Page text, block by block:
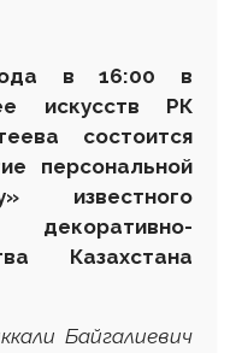
в 16:00 в
искусств РК
состоится
персональной
известного
декоративно-
Казахстана
Байгалиевич